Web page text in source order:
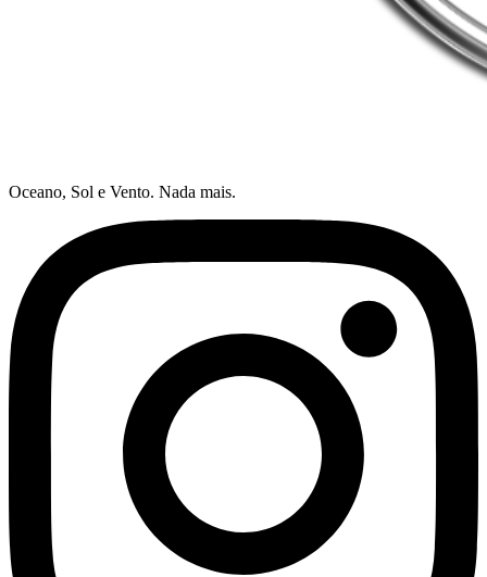
Oceano, Sol e Vento. Nada mais.